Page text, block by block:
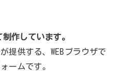
作しています。
提供する、WEBブラウザで
ームです。